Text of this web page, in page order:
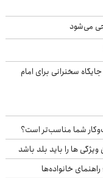
می‌شود
سخنرانی برای امام
شما مناسب‌تر است؟
ها را باید بلد باشد